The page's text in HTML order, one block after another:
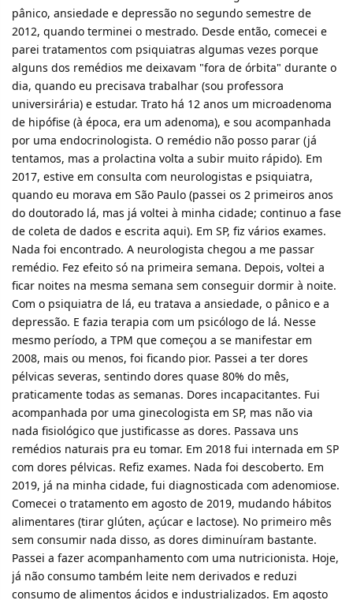
pânico, ansiedade e depressão no segundo semestre de
2012, quando terminei o mestrado. Desde então, comecei e
parei tratamentos com psiquiatras algumas vezes porque
alguns dos remédios me deixavam "fora de órbita" durante o
dia, quando eu precisava trabalhar (sou professora
universirária) e estudar. Trato há 12 anos um microadenoma
de hipófise (à época, era um adenoma), e sou acompanhada
por uma endocrinologista. O remédio não posso parar (já
tentamos, mas a prolactina volta a subir muito rápido). Em
2017, estive em consulta com neurologistas e psiquiatra,
quando eu morava em São Paulo (passei os 2 primeiros anos
do doutorado lá, mas já voltei à minha cidade; continuo a fase
de coleta de dados e escrita aqui). Em SP, fiz vários exames.
Nada foi encontrado. A neurologista chegou a me passar
remédio. Fez efeito só na primeira semana. Depois, voltei a
ficar noites na mesma semana sem conseguir dormir à noite.
Com o psiquiatra de lá, eu tratava a ansiedade, o pânico e a
depressão. E fazia terapia com um psicólogo de lá. Nesse
mesmo período, a TPM que começou a se manifestar em
2008, mais ou menos, foi ficando pior. Passei a ter dores
pélvicas severas, sentindo dores quase 80% do mês,
praticamente todas as semanas. Dores incapacitantes. Fui
acompanhada por uma ginecologista em SP, mas não via
nada fisiológico que justificasse as dores. Passava uns
remédios naturais pra eu tomar. Em 2018 fui internada em SP
com dores pélvicas. Refiz exames. Nada foi descoberto. Em
2019, já na minha cidade, fui diagnosticada com adenomiose.
Comecei o tratamento em agosto de 2019, mudando hábitos
alimentares (tirar glúten, açúcar e lactose). No primeiro mês
sem consumir nada disso, as dores diminuíram bastante.
Passei a fazer acompanhamento com uma nutricionista. Hoje,
já não consumo também leite nem derivados e reduzi
consumo de alimentos ácidos e industrializados. Em agosto